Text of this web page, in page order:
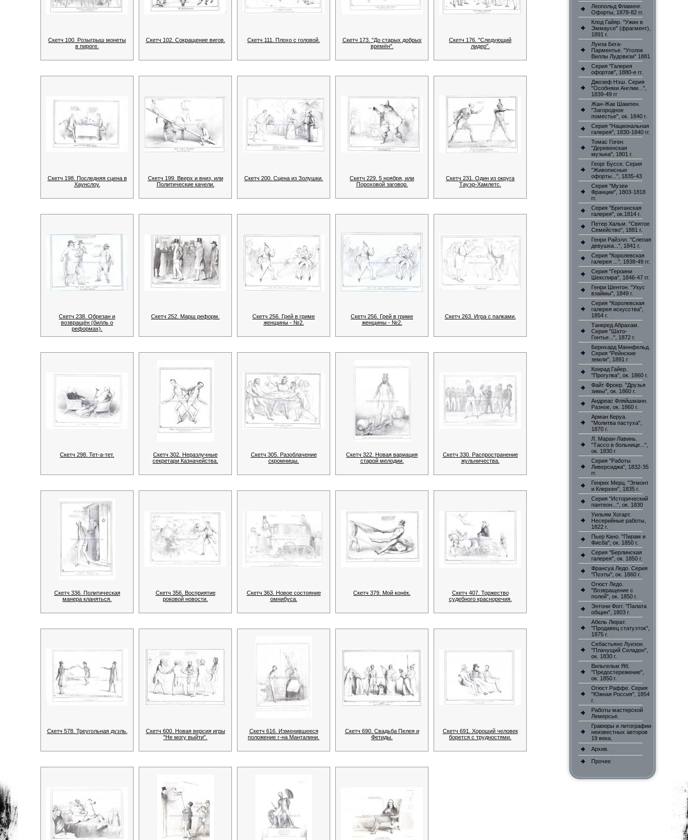
Скетч 100. Розыгрыш монеты
в пироге.
Скетч 102. Сокращение вигов. Скетч 111. Плохо с головой.
Скетч 173. "До старых добрых
времён".
Скетч 176. "Следующий
лидер".
Скетч 198. Последняя сцена в
Хаунслоу.
Скетч 199. Вверх и вниз, или
Политические качели.
Скетч 200. Сцена из Золушки.
Скетч 229. 5 ноября, или
Пороховой заговор.
Скетч 231. Один из округа
Тауэр-Хамлетс.
Скетч 238. Обрезан и
возвращён (билль о
реформах).
Скетч 252. Марш реформ.
Скетч 256. Грей в гриме
женщины - №2.
Скетч 256. Грей в гриме
женщины - №2.
Скетч 263. Игра с палками.
Скетч 298. Тет-а-тет.
Скетч 302. Неразлучные
секретари Казначейства.
Скетч 305. Разоблачение
скромницы.
Скетч 322. Новая вариация
старой мелодии.
Скетч 330. Распространение
жульничества.
Скетч 336. Политическая
манера кланяться.
Скетч 356. Восприятие
роковой новости.
Скетч 363. Новое состояние
омнибуса.
Скетч 379. Мой конёк.
Скетч 407. Торжество
судебного красноречия.
Скетч 578. Треугольная дуэль.
Скетч 600. Новая версия игры
"Не могу выйти".
Скетч 616. Изменившееся
положение г-на Манталини.
Скетч 690. Свадьба Пелея и
Фетиды.
Скетч 691. Хороший человек
борется с трудностями.
Леопольд Фламенг.
Офорты, 1878-82 гг.
Клод Гайяр. "Ужин в
Эммаусе" (фрагмент),
1891 г.
Луиза Бега-
Парментье. "Уголок
Виллы Лудовизи" 1881
Серия "Галерея
офортов", 1880-е гг.
Джозеф Нэш. Серия
"Особняки Англии...",
1839-49 гг
Жан-Жак Шампен.
"Загородное
поместье", ок. 1840 г.
Серия "Национальная
галерея", 1830-1840 гг.
Томас Гоген.
"Деревенская
музыка", 1801 г.
Георг Буссе. Серия
"Живописные
офорты...", 1835-43
Серия "Музеи
Франции", 1803-1818
гг.
Серия "Британская
галерея", ок.1814 г.
Петер Хальм. "Святое
Семейство", 1881 г.
Генри Райэлл. "Слепая
девушка...", 1841 г.
Серия "Королевская
галерея ...", 1838-49 гг.
Серия "Героини
Шекспира", 1846-47 гг.
Генри Шентон. "Укус
взаймы", 1849 г.
Серия "Королевская
галерея искусства",
1854 г.
Танкред Абрахам.
Серия "Шато-
Гонтье...", 1872 г.
Бернхард Маннфельд.
Серия "Рейнские
земли", 1891 г
Конрад Гайер.
"Прогулка", ок. 1860 г.
Файт Фроер. "Друзья
зимы", ок. 1860 г.
Андреас Фляйшманн.
Разное, ок. 1860 г.
Арман Керуа.
"Молитва пастуха",
1870 г.
Л. Маран-Лавинь.
"Тассо в больнице...",
ок. 1830 г
Серия "Работы
Ливерсиджа", 1832-35
гг.
Генрих Мерц. "Эгмонт
и Клерхен", 1835 г.
Серия "Исторический
пантеон...", ок. 1830
Уильям Хогарт.
Несерийные работы,
1822 г.
Пьер Кано. "Пирам и
Фисба", ок. 1850 г.
Серия "Берлинская
галерея", ок. 1850 г.
Франсуа Ледо. Серия
"Поэты", ок. 1860 г.
Огюст Ледо.
"Возвращение с
полей", ок. 1850 г.
Энтони Фогг. "Палата
общин", 1803 г.
Абель Люрат.
"Продавец статуэток",
1875 г.
Себастьяно Луизон.
"Плачущий Селадон",
ок. 1830 г.
Вильгельм Яб.
"Предостережение",
ок. 1850 г.
Огюст Раффе. Серия
"Южная Россия", 1854
г.
Работы мастерской
Лемерсье.
Гравюры и литографии
неизвестных авторов
19 века.
Архив.
Прочее